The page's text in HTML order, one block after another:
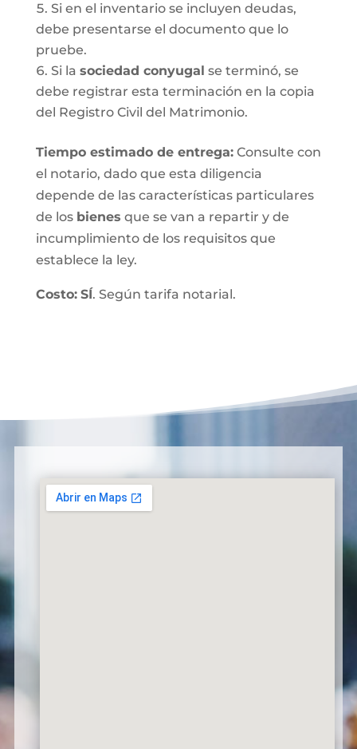
Si en el inventario se incluyen deudas,
debe presentarse el documento que lo
pruebe.
Si la sociedad conyugal se terminó, se
debe registrar esta terminación en la copia
del Registro Civil del Matrimonio.
Tiempo estimado de entrega:Consulte con
el notario, dado que esta diligencia
depende de las características particulares
de los bienes que se van a repartir y de
incumplimiento de los requisitos que
establece la ley.
Costo: SÍ. Según tarifa notarial.